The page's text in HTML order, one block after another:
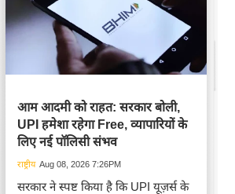
आम आदमी को राहत: सरकार बोली,
UPI हमेशा रहेगा Free, व्यापारियों के
लिए नई पॉलिसी संभव
राष्ट्रीय Aug 08, 2026 7:26PM
सरकार ने स्पष्ट किया है कि UPI यूज़र्स के